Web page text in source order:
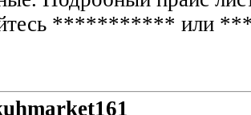
*********** или